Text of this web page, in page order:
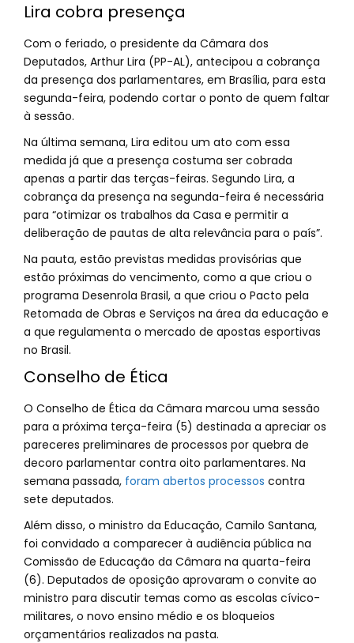
Lira cobra presença
Com o feriado, o presidente da Câmara dos
Deputados, Arthur Lira (PP-AL), antecipou a cobrança
da presença dos parlamentares, em Brasília, para esta
segunda-feira, podendo cortar o ponto de quem faltar
à sessão.
Na última semana, Lira editou um ato com essa
medida já que a presença costuma ser cobrada
apenas a partir das terças-feiras. Segundo Lira, a
cobrança da presença na segunda-feira é necessária
para “otimizar os trabalhos da Casa e permitir a
deliberação de pautas de alta relevância para o país”.
Na pauta, estão previstas medidas provisórias que
estão próximas do vencimento, como a que criou o
programa Desenrola Brasil, a que criou o Pacto pela
Retomada de Obras e Serviços na área da educação e
a que regulamenta o mercado de apostas esportivas
no Brasil.
Conselho de Ética
O Conselho de Ética da Câmara marcou uma sessão
para a próxima terça-feira (5) destinada a apreciar os
pareceres preliminares de processos por quebra de
decoro parlamentar contra oito parlamentares. Na
semana passada, foram abertos processos contra
sete deputados.
Além disso, o ministro da Educação, Camilo Santana,
foi convidado a comparecer à audiência pública na
Comissão de Educação da Câmara na quarta-feira
(6). Deputados de oposição aprovaram o convite ao
ministro para discutir temas como as escolas cívico-
militares, o novo ensino médio e os bloqueios
orçamentários realizados na pasta.